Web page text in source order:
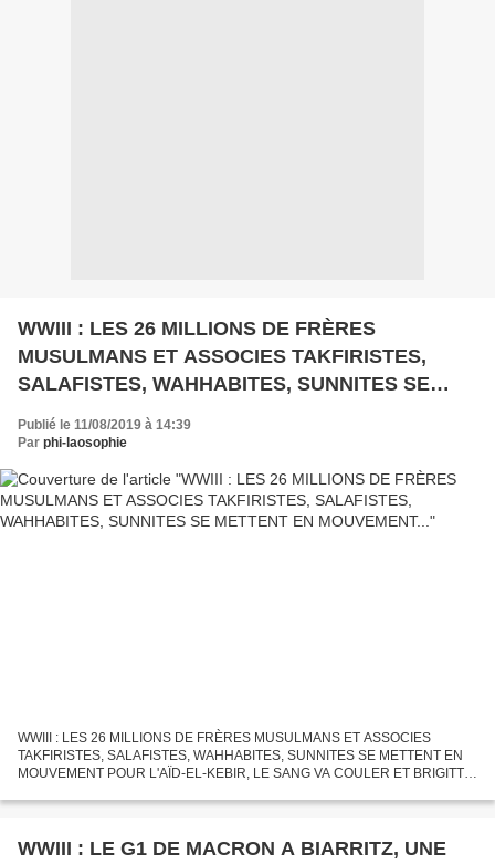
WWIII : LES 26 MILLIONS DE FRÈRES
MUSULMANS ET ASSOCIES TAKFIRISTES,
SALAFISTES, WAHHABITES, SUNNITES SE
Publié le 11/08/2019 à 14:39
Par phi-laosophie
WWIII : LES 26 MILLIONS DE FRÈRES MUSULMANS ET ASSOCIES
TAKFIRISTES, SALAFISTES, WAHHABITES, SUNNITES SE METTENT EN
MOUVEMENT POUR L'AÏD-EL-KEBIR, LE SANG VA COULER ET BRIGITTE
agent du Mossad,...
WWIII : LE G1 DE MACRON A BIARRITZ, UNE